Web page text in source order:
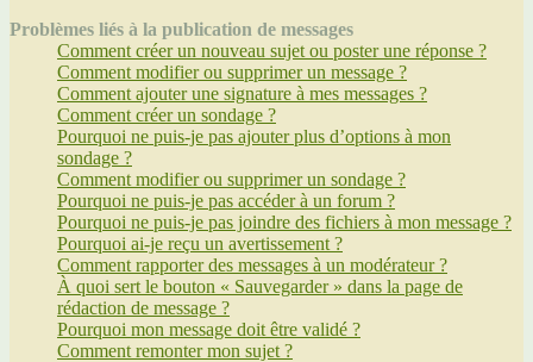
Problèmes liés à la publication de messages
Comment créer un nouveau sujet ou poster une réponse ?
Comment modifier ou supprimer un message ?
Comment ajouter une signature à mes messages ?
Comment créer un sondage ?
Pourquoi ne puis-je pas ajouter plus d’options à mon
sondage ?
Comment modifier ou supprimer un sondage ?
Pourquoi ne puis-je pas accéder à un forum ?
Pourquoi ne puis-je pas joindre des fichiers à mon message ?
Pourquoi ai-je reçu un avertissement ?
Comment rapporter des messages à un modérateur ?
À quoi sert le bouton « Sauvegarder » dans la page de
rédaction de message ?
Pourquoi mon message doit être validé ?
Comment remonter mon sujet ?